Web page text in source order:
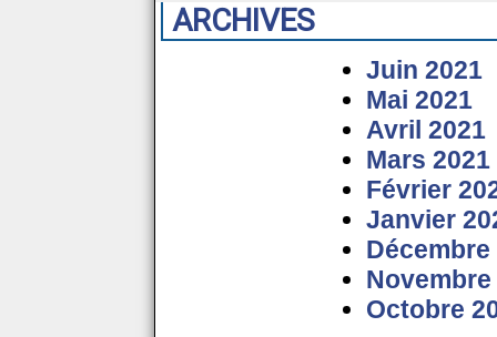
ARCHIVES
Juin 2021
Mai 2021
Avril 2021
Mars 2021
Février
Janvier
Décembre
Novembre
Octobre